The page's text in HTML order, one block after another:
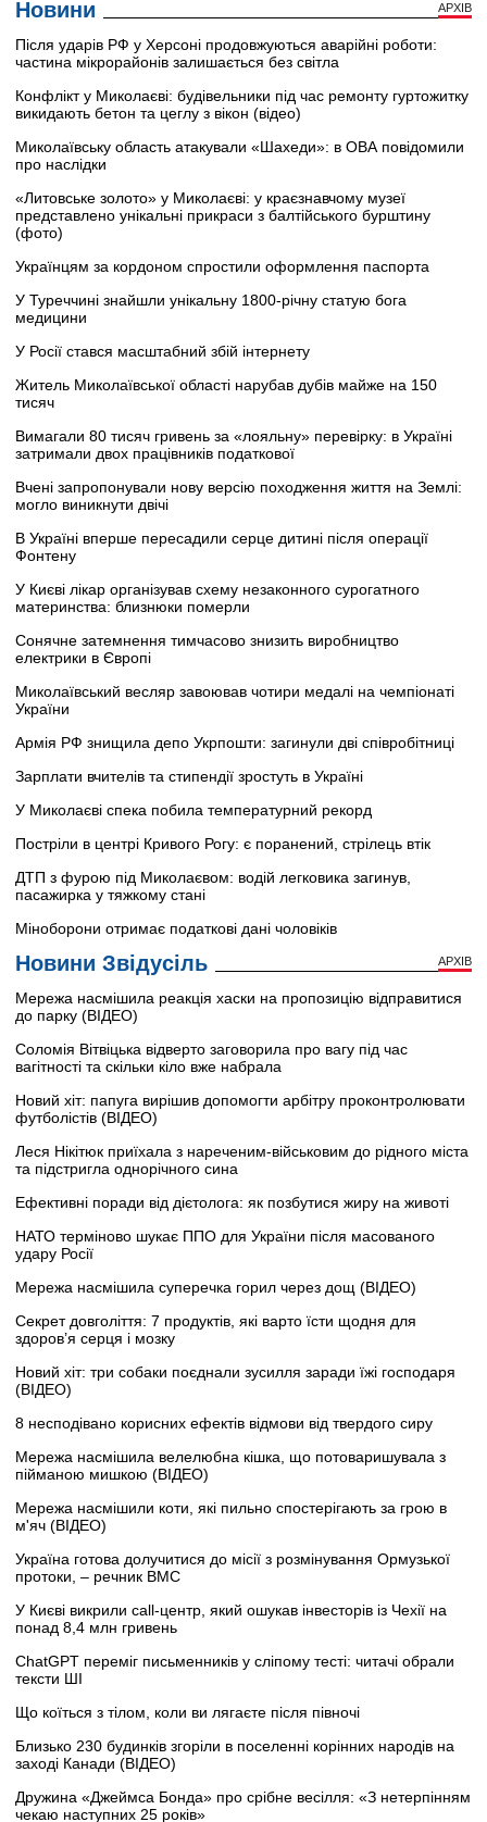
Новини АРХІВ
Після ударів РФ у Херсоні продовжуються аварійні роботи:
частина мікрорайонів залишається без світла
Конфлікт у Миколаєві: будівельники під час ремонту гуртожитку
викидають бетон та цеглу з вікон (відео)
Миколаївську область атакували «Шахеди»: в ОВА повідомили
про наслідки
«Литовське золото» у Миколаєві: у краєзнавчому музеї
представлено унікальні прикраси з балтійського бурштину
(фото)
Українцям за кордоном спростили оформлення паспорта
У Туреччині знайшли унікальну 1800-річну статую бога
медицини
У Росії стався масштабний збій інтернету
Житель Миколаївської області нарубав дубів майже на 150
тисяч
Вимагали 80 тисяч гривень за «лояльну» перевірку: в Україні
затримали двох працівників податкової
Вчені запропонували нову версію походження життя на Землі:
могло виникнути двічі
В Україні вперше пересадили серце дитині після операції
Фонтену
У Києві лікар організував схему незаконного сурогатного
материнства: близнюки померли
Сонячне затемнення тимчасово знизить виробництво
електрики в Європі
Миколаївський весляр завоював чотири медалі на чемпіонаті
України
Армія РФ знищила депо Укрпошти: загинули дві співробітниці
Зарплати вчителів та стипендії зростуть в Україні
У Миколаєві спека побила температурний рекорд
Постріли в центрі Кривого Рогу: є поранений, стрілець втік
ДТП з фурою під Миколаєвом: водій легковика загинув,
пасажирка у тяжкому стані
Міноборони отримає податкові дані чоловіків
Новини Звідусіль АРХІВ
Мережа насмішила реакція хаски на пропозицію відправитися
до парку (ВІДЕО)
Соломія Вітвіцька відверто заговорила про вагу під час
вагітності та скільки кіло вже набрала
Новий хіт: папуга вирішив допомогти арбітру проконтролювати
футболістів (ВІДЕО)
Леся Нікітюк приїхала з нареченим-військовим до рідного міста
та підстригла однорічного сина
Ефективні поради від дієтолога: як позбутися жиру на животі
НАТО терміново шукає ППО для України після масованого
удару Росії
Мережа насмішила суперечка горил через дощ (ВІДЕО)
Секрет довголіття: 7 продуктів, які варто їсти щодня для
здоров’я серця і мозку
Новий хіт: три собаки поєднали зусилля заради їжі господаря
(ВІДЕО)
8 несподівано корисних ефектів відмови від твердого сиру
Мережа насмішила велелюбна кішка, що потоваришувала з
пійманою мишкою (ВІДЕО)
Мережа насмішили коти, які пильно спостерігають за грою в
м'яч (ВІДЕО)
Україна готова долучитися до місії з розмінування Ормузької
протоки, – речник ВМС
У Києві викрили call-центр, який ошукав інвесторів із Чехії на
понад 8,4 млн гривень
ChatGPT переміг письменників у сліпому тесті: читачі обрали
тексти ШІ
Що коїться з тілом, коли ви лягаєте після півночі
Близько 230 будинків згоріли в поселенні корінних народів на
заході Канади (ВІДЕО)
Дружина «Джеймса Бонда» про срібне весілля: «З нетерпінням
чекаю наступних 25 років»